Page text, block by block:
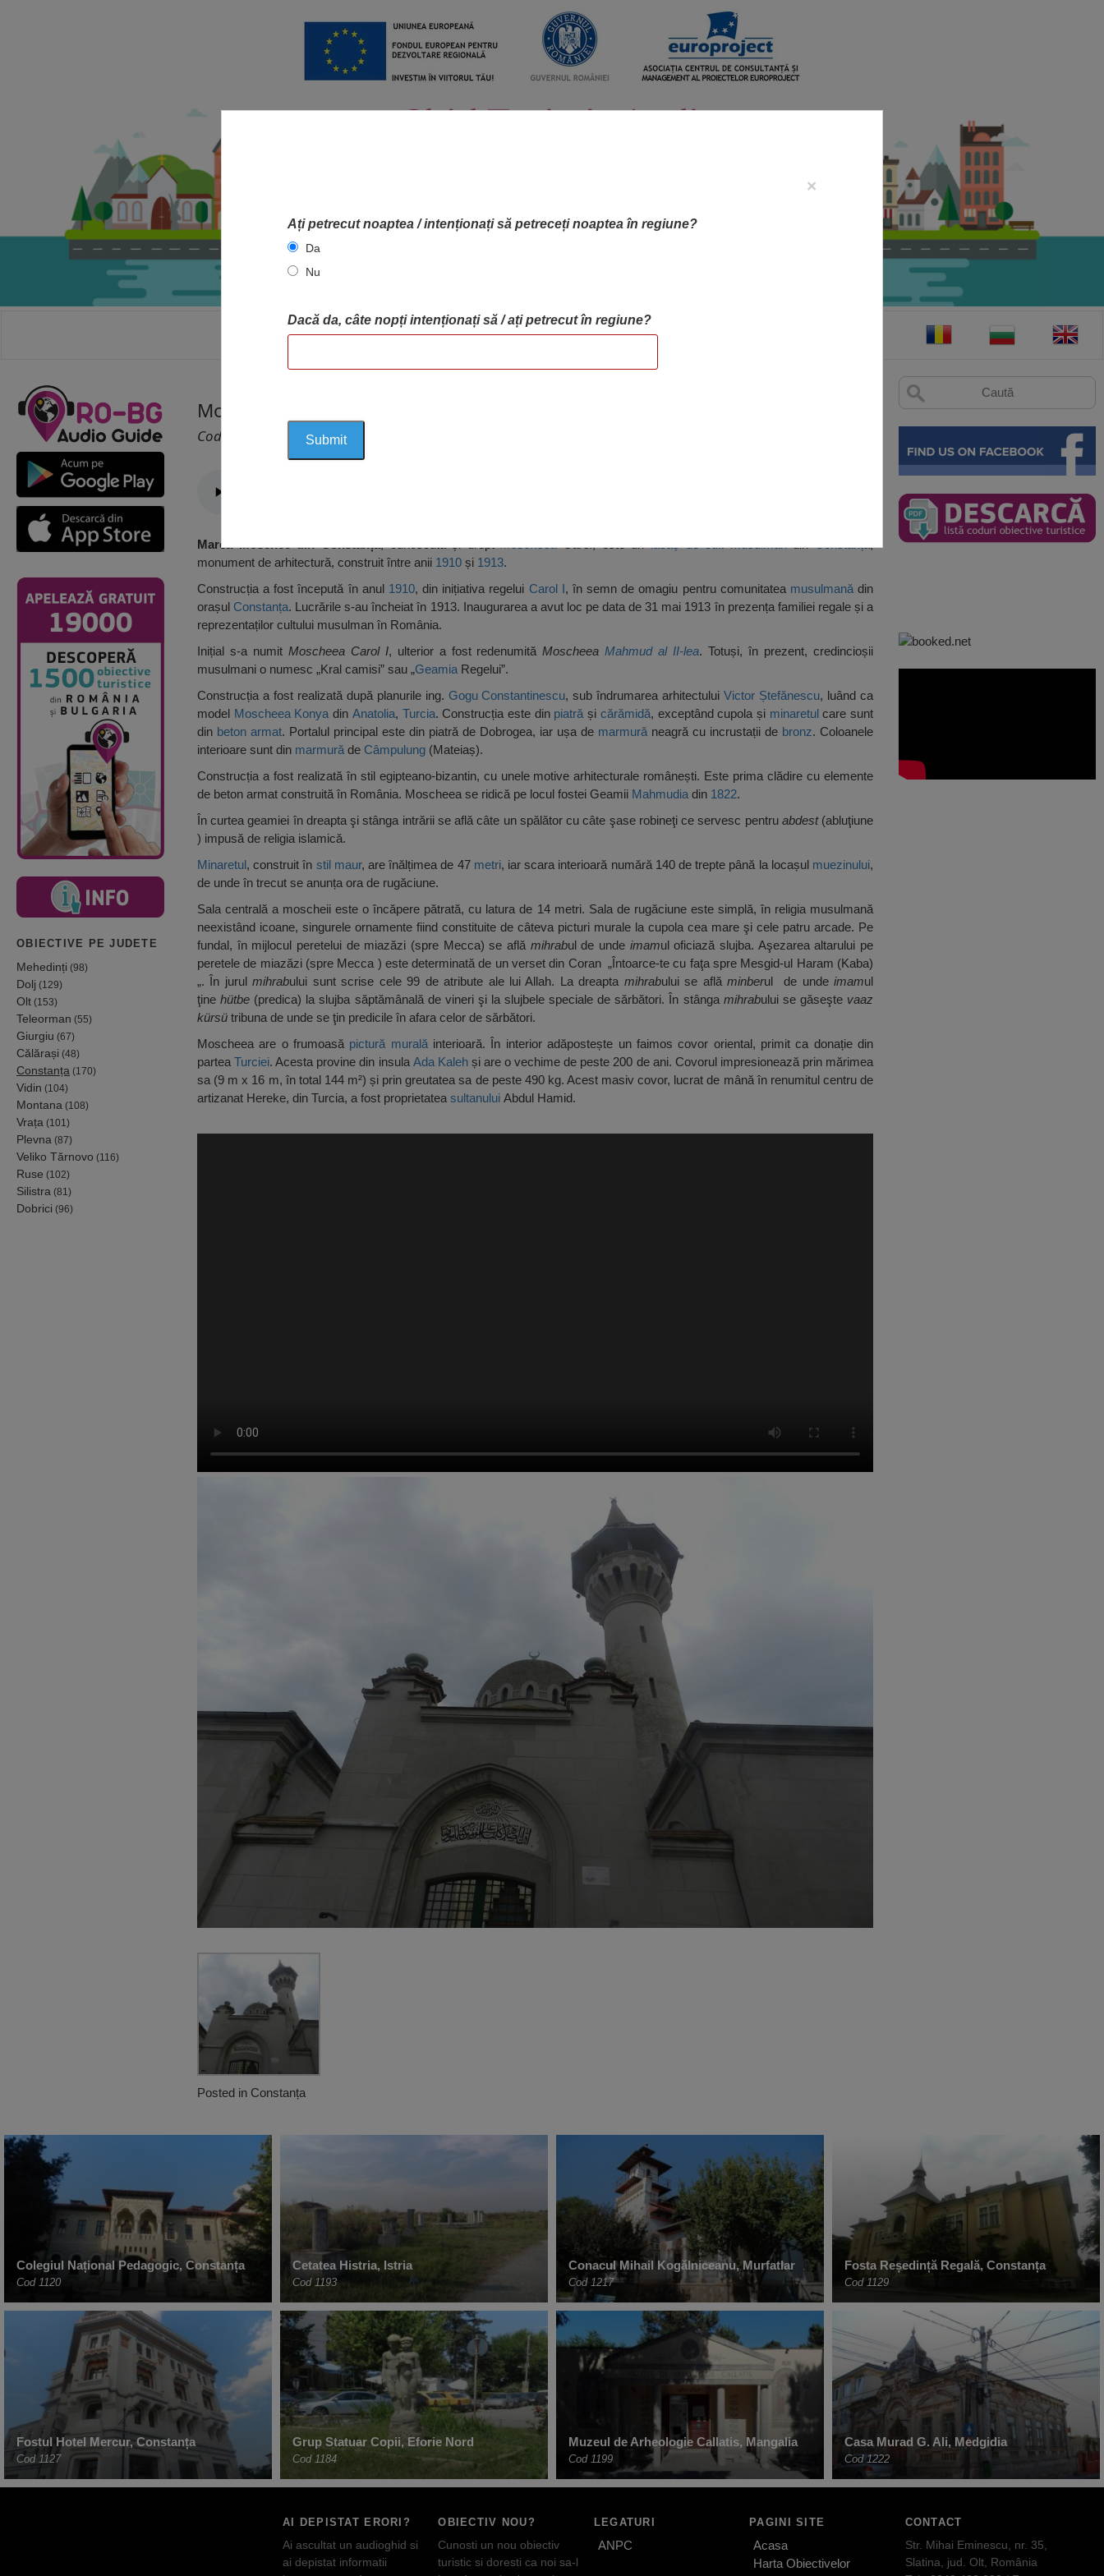
ACASA HARTA OBIECTIVELOR OBIECTIVE
OBIECTIVE PE JUDETE
Mehedinți (98)
Dolj (129)
Olt (153)
Teleorman (55)
Giurgiu (67)
Călărași (48)
Constanța (170)
Vidin (104)
Montana (108)
Vrața (101)
Plevna (87)
Veliko Tărnovo (116)
Ruse (102)
Silistra (81)
Dobrici (96)
Moscheea Carol I, Constanța
Cod 1144
Marea Moschee din Constanța, cunoscută și dreptMoscheeaCarol, este unlăcaș de cult musulmandinConstanța,
monument de arhitectură, construit între anii 1910 și 1913.
Construcția a fost începută în anul 1910, din inițiativa regelui Carol I, în semn de omagiu pentru comunitatea musulmanădin
orașul Constanța. Lucrările s-au încheiat în 1913. Inaugurarea a avut loc pe data de 31 mai 1913 în prezența familiei regale și a
reprezentaților cultului musulman în România.
Inițial s-a numit Moscheea Carol I, ulterior a fost redenumităMoscheeaMahmud al II-lea. Totuși, în prezent, credincioșii
musulmani o numesc „Kral camisi” sau „GeamiaRegelui”.
Construcția a fost realizată după planurile ing. Gogu Constantinescu, sub îndrumarea arhitectuluiVictor Ștefănescu, luând ca
model Moscheea Konyadin Anatolia, Turcia. Construcția este din piatrăși cărămidă, exceptând cupola și minaretulcare sunt
din beton armat. Portalul principal este din piatră de Dobrogea, iar ușa de marmurăneagră cu incrustații de bronz. Coloanele
interioare sunt din marmurăde Câmpulung (Mateiaș).
Construcția a fost realizată în stil egipteano-bizantin, cu unele motive arhitecturale românești. Este prima clădire cu elemente
de beton armat construită în România. Moscheea se ridică pe locul fostei Geamii Mahmudiadin 1822.
În curtea geamiei în dreapta şi stânga intrării se află câte un spălător cu câte şase robineţi ce servesc pentru abdest(abluţiune
) impusă de religia islamică.
Minaretul, construit în stil maur, are înălțimea de 47 metri, iar scara interioară numără 140 de trepte până la locașul muezinului,
de unde în trecut se anunța ora de rugăciune.
Sala centrală a moscheii este o încăpere pătrată, cu latura de 14 metri. Sala de rugăciune este simplă, în religia musulmană
neexistând icoane, singurele ornamente fiind constituite de câteva picturi murale la cupola cea mare şi cele patru arcade. Pe
fundal, în mijlocul peretelui de miazăzi (spre Mecca) se află mihrabul de unde imamul oficiază slujba. Aşezarea altarului pe
peretele de miazăzi (spre Mecca ) este determinată de un verset din Coran „Întoarce-te cu faţa spre Mesgid-ul Haram (Kaba)
„. În jurulmihrabului sunt scrise cele 99 de atribute ale lui Allah. La dreapta mihrabului se aflăminberul de undeimamul
ţinehütbe (predica) la slujba săptămânală de vineri şi la slujbele speciale de sărbători. În stânga mihrabului se găseşte vaaz
kürsü tribuna de unde se ţin predicile în afara celor de sărbători.
Moscheea are o frumoasă pictură muralăinterioară. În interior adăpostește un faimos covor oriental, primit ca donație din
parteaTurciei. Acesta provine din insulaAda Kalehși are o vechime de peste 200 de ani. Covorul impresionează prin mărimea
sa (9 m x 16 m, în total 144 m²) și prin greutatea sa de peste 490 kg. Acest masiv covor, lucrat de mână în renumitul centru de
artizanat Hereke, din Turcia, a fost proprietateasultanului Abdul Hamid.
×
Ați petrecut noaptea / intenționați să petreceți noaptea în regiune?
Da
Nu
Dacă da, câte nopți intenționați să / ați petrecut în regiune?
Posted in Constanța
Colegiul Național Pedagogic, Constanța
Cod 1120
Cetatea Histria, Istria
Cod 1193
Conacul Mihail Kogălniceanu, Murfatlar
Cod 1217
Fosta Reședință Regală, Constanța
Cod 1129
Fostul Hotel Mercur, Constanța
Cod 1127
Grup Statuar Copii, Eforie Nord
Cod 1184
Muzeul de Arheologie Callatis, Mangalia
Cod 1199
Casa Murad G. Ali, Medgidia
Cod 1222
AI DEPISTAT ERORI?
Ai ascultat un audioghid si
ai depistat informatii
OBIECTIV NOU?
Cunosti un nou obiectiv
turistic si doresti ca noi sa-l
LEGATURI
ANPC
PAGINI SITE
Acasa
Harta Obiectivelor
CONTACT
Str. Mihai Eminescu, nr. 35,
Slatina, jud. Olt, România